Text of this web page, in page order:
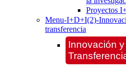
Proyectos
Menu-I+D+I(2)-
transferencia
Innovación y